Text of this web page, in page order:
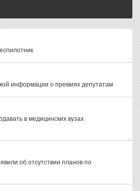
информации о премиях депутатам
в медицинских вузах
об отсутствии планов по